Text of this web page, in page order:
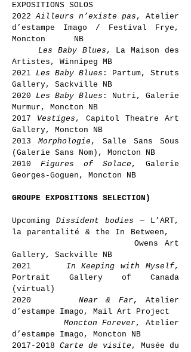
EXPOSITIONS SOLOS
2022Ailleurs n’existe pas , Atelier
d’estampe Imago / Festival Frye,
Moncton NB
Les Baby Blues , La Maison des
Artistes, Winnipeg MB
2021 Les Baby Blues : Partum, Struts
Gallery, Sackville NB
2020 Les Baby Blues : Nutri, Galerie
Murmur, Moncton NB
2017 Vestiges , Capitol Theatre Art
Gallery, Moncton NB
2013 Morphologie , Salle Sans Sous
(Galerie Sans Nom), Moncton NB
2010 Figures of Solace , Galerie
Georges-Goguen, Moncton NB
GROUPE EXPOSITIONS SELECTION)
Upcoming Dissident bodies — L’ART,
la parentalité & the In Between,
Owens Art
Gallery, Sackville NB
2021 In Keeping with Myself,
Portrait Gallery of Canada
(virtual)
2020 Near & Far, Atelier
d’estampe Imago, Mail Art Project
Moncton Forever, Atelier
d’estampe Imago, Moncton NB
2017-2018 Carte de visite , Musée du